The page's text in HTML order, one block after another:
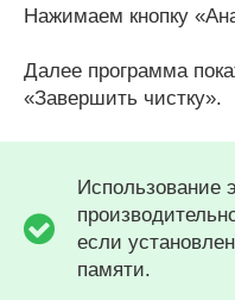
Нажимаем кнопку
Далее программа
«Завершить чистку».
Использование
если
памяти.